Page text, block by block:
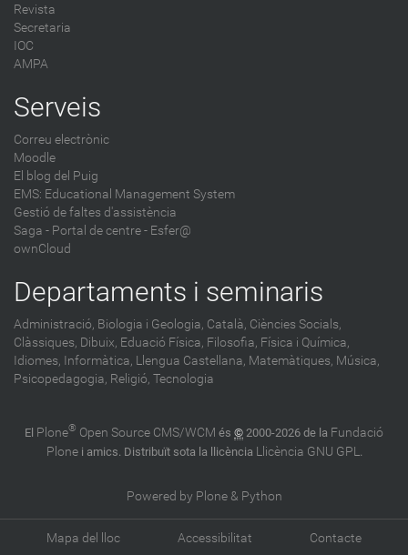
Revista
Secretaria
IOC
AMPA
Serveis
Correu electrònic
Moodle
El blog del Puig
EMS: Educational Management System
Gestió de faltes d'assistència
Saga - Portal de centre - Esfer@
ownCloud
Departaments i seminaris
Administració, Biologia i Geologia, Català, Ciències Socials,
Clàssiques, Dibuix, Eduació Física, Filosofia, Física i Química,
Idiomes, Informàtica, Llengua Castellana, Matemàtiques, Música,
Psicopedagogia, Religió, Tecnologia
El Plone® Open Source CMS/WCM és © 2000-2026 de la Fundació
Plonei amics. Distribuït sota la llicència Llicència GNU GPL.
Powered by Plone & Python
Mapa del lloc Accessibilitat Contacte